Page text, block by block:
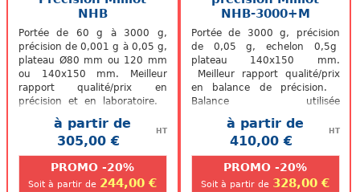
NHB
Portée de 60 g à 3000 g,
précision de 0,001 g à 0,05 g,
plateau Ø80 mm ou 120 mm
ou 140x150 mm. Meilleur
rapport qualité/prix en
précision et en laboratoire.
Balance utilisable uniquement
à partir de
305,00 €
HT
PROMO -20%
Soit à partir de 244,00 €
NHB-3000+M
Portée de 3000 g, précision
de 0,05 g, echelon 0,5g
plateau 140x150 mm.
Meilleur rapport qualité/prix
en balance de précision.
Balance utilisée
principalement pour le pré-
emballage de vos...
à partir de
410,00 €
HT
PROMO -20%
Soit à partir de 328,00 €